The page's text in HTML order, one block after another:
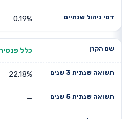
0.19%
כלל
22.18%
—